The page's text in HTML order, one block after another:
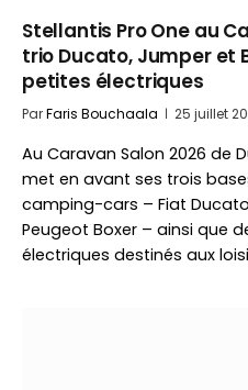
Stellantis Pro One au
trio Ducato, Jumper et
petites électriques
ParFaris Bouchaala 25 juillet
Au Caravan Salon 2026 de
met en avant ses trois
camping-cars – Fiat
Peugeot Boxer – ainsi que
électriques destinés aux